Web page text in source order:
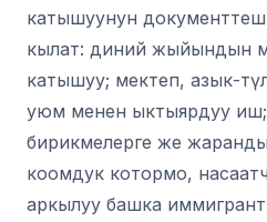
катышуунун
кылат: диний жыйындын
катышуу; мектеп, азык-
уюм менен ыктыярдуу
бирикмелерге же
коомдук котормо,
аркылуу башка